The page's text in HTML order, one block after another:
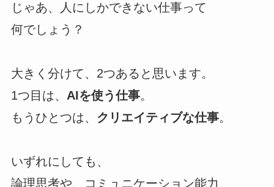
じゃあ、人にしかできない仕事って
何でしょう？
大きく分けて、2つあると思います。
1つ目は、 AIを使う仕事。
もうひとつは、 クリエイティブな仕事。
いずれにしても、
論理思考や、コミュニケーション能力